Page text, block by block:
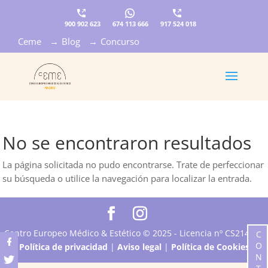
900 902 623 674 113 666 917 524 018
Ceme → Blog → Concurso
No se encontraron resultados
La página solicitada no pudo encontrarse. Trate de perfeccionar
su búsqueda o utilice la navegación para localizar la entrada.
Centro Europeo Médico & Estético © 2025 - Licencia nº CS21415 -
Política de privacidad | Aviso legal | Política de Cookies
×